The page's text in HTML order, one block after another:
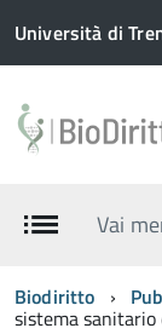
Università di
Vai
Biodiritto
sistema